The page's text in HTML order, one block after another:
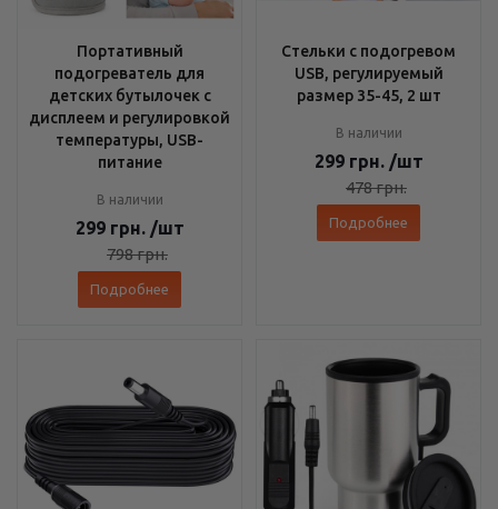
Портативный
подогреватель для
детских бутылочек с
дисплеем и регулировкой
температуры, USB-
питание
В наличии
299 грн. /шт
798грн.
Подробнее
Стельки с подогревом
USB, регулируемый
размер 35-45, 2 шт
В наличии
299 грн. /шт
478грн.
Подробнее